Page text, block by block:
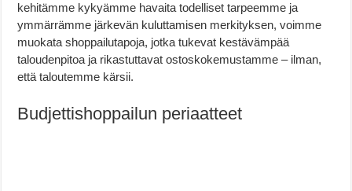
kehitämme kykyämme havaita todelliset tarpeemme ja
ymmärrämme järkevän kuluttamisen merkityksen, voimme
muokata shoppailutapoja, jotka tukevat kestävämpää
taloudenpitoa ja rikastuttavat ostoskokemustamme – ilman,
että taloutemme kärsii.
Budjettishoppailun periaatteet